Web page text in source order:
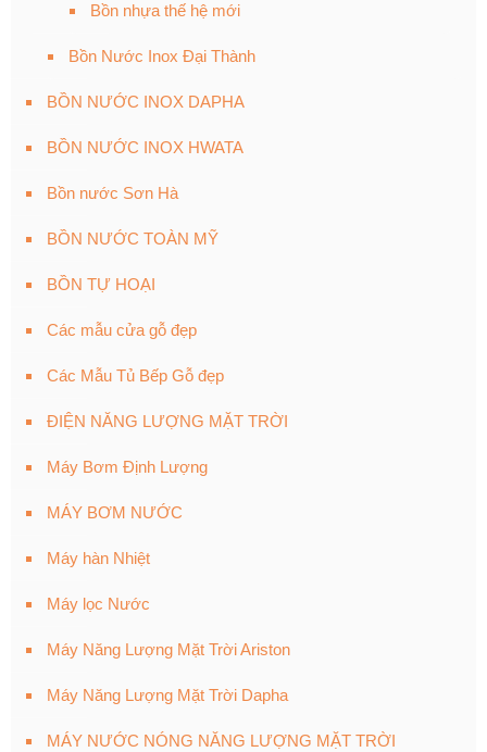
Bồn nhựa thế hệ mới
Bồn Nước Inox Đại Thành
BỒN NƯỚC INOX DAPHA
BỒN NƯỚC INOX HWATA
Bồn nước Sơn Hà
BỒN NƯỚC TOÀN MỸ
BỒN TỰ HOẠI
Các mẫu cửa gỗ đẹp
Các Mẫu Tủ Bếp Gỗ đẹp
ĐIỆN NĂNG LƯỢNG MẶT TRỜI
Máy Bơm Định Lượng
MÁY BƠM NƯỚC
Máy hàn Nhiệt
Máy lọc Nước
Máy Năng Lượng Mặt Trời Ariston
Máy Năng Lượng Mặt Trời Dapha
MÁY NƯỚC NÓNG NĂNG LƯỢNG MẶT TRỜI